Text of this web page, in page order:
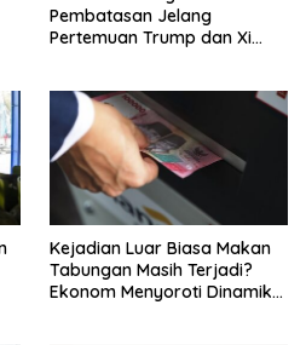
Pembatasan Jelang
Pertemuan Trump dan Xi
Kejadian Luar Biasa Makan
Tabungan Masih Terjadi?
Ekonom Menyoroti Dinamika